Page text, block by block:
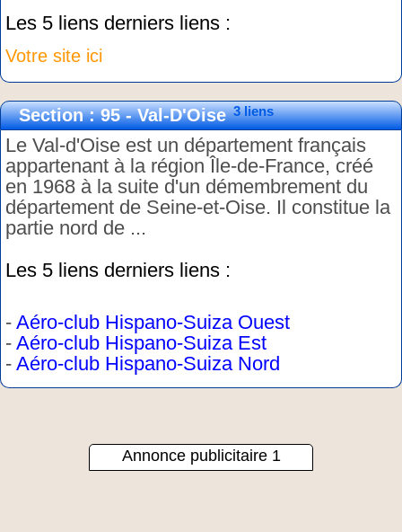
Les 5 liens derniers liens :
Votre site ici
Section : 95 - Val-D'Oise 3 liens
Le Val-d'Oise est un département français
appartenant à la région Île-de-France, créé
en 1968 à la suite d'un démembrement du
département de Seine-et-Oise. Il constitue la
partie nord de ...
Les 5 liens derniers liens :
- Aéro-club Hispano-Suiza Ouest
- Aéro-club Hispano-Suiza Est
- Aéro-club Hispano-Suiza Nord
Annonce publicitaire 1